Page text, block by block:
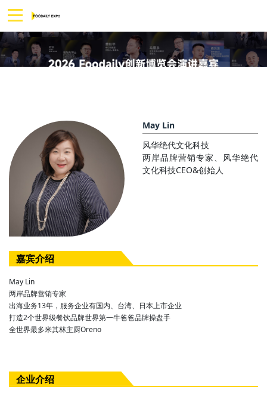
May Lin
风华绝代文化科技
两岸品牌营销专家、风华绝代
文化科技CEO&创始人
嘉宾介绍
May Lin
两岸品牌营销专家
出海业务13年，服务企业有国内、台湾、日本上市企业
打造2个世界级餐饮品牌世界第一牛爸爸品牌操盘手
全世界最多米其林主厨Oreno
企业介绍